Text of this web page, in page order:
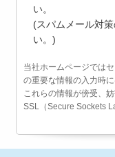
い。
(スパムメール対
い。)
当社ホームページでは
の重要な情報の入力時に
これらの情報が傍受、
SSL（Secure Sockets